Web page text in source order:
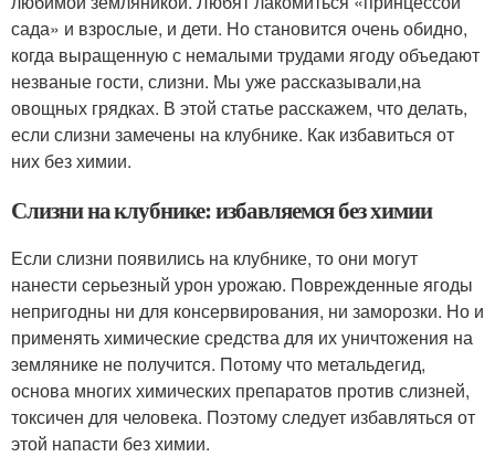
сада» и взрослые, и дети. Но становится очень обидно,
когда выращенную с немалыми трудами ягоду объедают
незваные гости, слизни. Мы уже рассказывали,на
овощных грядках. В этой статье расскажем, что делать,
если слизни замечены на клубнике. Как избавиться от
них без химии.
Слизни на клубнике: избавляемся без химии
Если слизни появились на клубнике, то они могут
нанести серьезный урон урожаю. Поврежденные ягоды
непригодны ни для консервирования, ни заморозки. Но и
применять химические средства для их уничтожения на
землянике не получится. Потому что метальдегид,
основа многих химических препаратов против слизней,
токсичен для человека. Поэтому следует избавляться от
этой напасти без химии.